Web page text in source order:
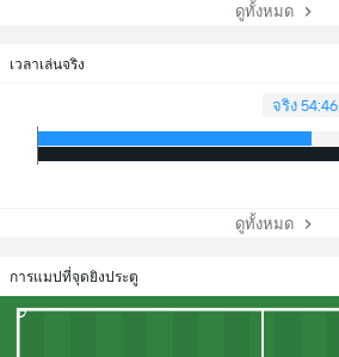
ดูทั้งหมด
เวลาเล่นจริง
จริง 54:46
ดูทั้งหมด
การแมปที่จุดยิงประตู